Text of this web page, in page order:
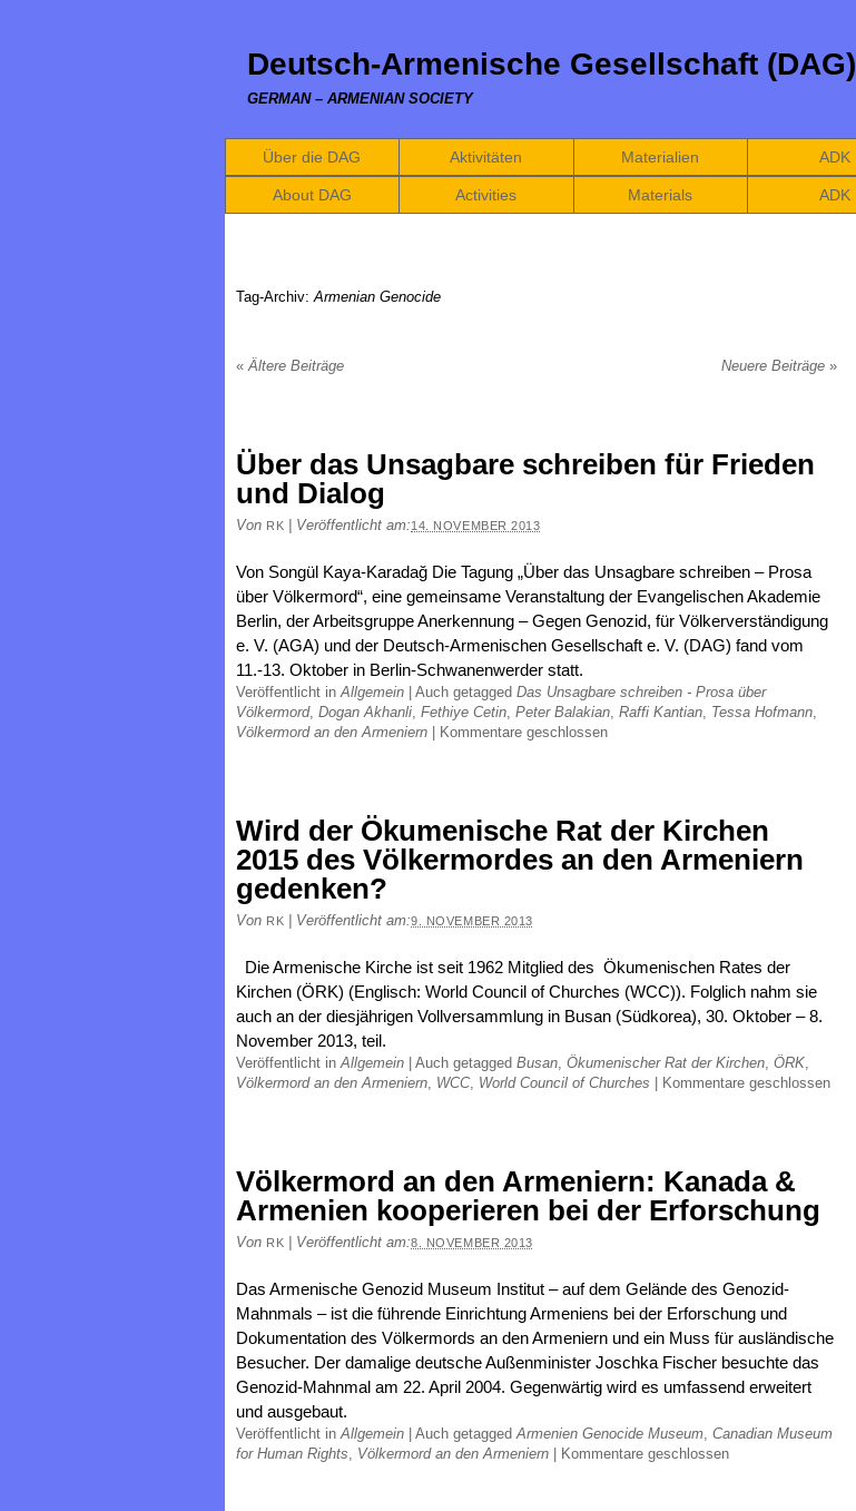
Deutsch-Armenische Gesellschaft (DAG)
GERMAN – ARMENIAN SOCIETY
Über die DAG Aktivitäten Materialien ADK
About DAG Activities Materials ADK
Tag-Archiv:Armenian Genocide
« Ältere Beiträge Neuere Beiträge »
Über das Unsagbare schreiben für Frieden
und Dialog
Von RK Veröffentlicht am:14. NOVEMBER 2013
Von Songül Kaya-Karadağ Die Tagung „Über das Unsagbare schreiben – Prosa
über Völkermord“, eine gemeinsame Veranstaltung der Evangelischen Akademie
Berlin, der Arbeitsgruppe Anerkennung – Gegen Genozid, für Völkerverständigung
e. V. (AGA) und der Deutsch-Armenischen Gesellschaft e. V. (DAG) fand vom
11.-13. Oktober in Berlin-Schwanenwerder statt.
Veröffentlicht inAllgemein Auch getagged Das Unsagbare schreiben - Prosa über
Völkermord, Dogan Akhanli, Fethiye Cetin, Peter Balakian, Raffi Kantian, Tessa Hofmann,
Völkermord an den Armeniern
Kommentare geschlossen
Wird der Ökumenische Rat der Kirchen
2015 des Völkermordes an den Armeniern
gedenken?
Von RK Veröffentlicht am:9. NOVEMBER 2013
Die Armenische Kirche ist seit 1962 Mitglied des Ökumenischen Rates der
Kirchen (ÖRK) (Englisch: World Council of Churches (WCC)). Folglich nahm sie
auch an der diesjährigen Vollversammlung in Busan (Südkorea), 30. Oktober – 8.
November 2013, teil.
Veröffentlicht inAllgemein Auch getagged Busan, Ökumenischer Rat der Kirchen, ÖRK,
Völkermord an den Armeniern, WCC, World Council of Churches Kommentare geschlossen
Völkermord an den Armeniern: Kanada &
Armenien kooperieren bei der Erforschung
Von RK Veröffentlicht am:8. NOVEMBER 2013
Das Armenische Genozid Museum Institut – auf dem Gelände des Genozid-
Mahnmals – ist die führende Einrichtung Armeniens bei der Erforschung und
Dokumentation des Völkermords an den Armeniern und ein Muss für ausländische
Besucher. Der damalige deutsche Außenminister Joschka Fischer besuchte das
Genozid-Mahnmal am 22. April 2004. Gegenwärtig wird es umfassend erweitert
und ausgebaut.
Veröffentlicht inAllgemein Auch getaggedArmenien Genocide Museum, Canadian Museum
for Human Rights, Völkermord an den Armeniern Kommentare geschlossen